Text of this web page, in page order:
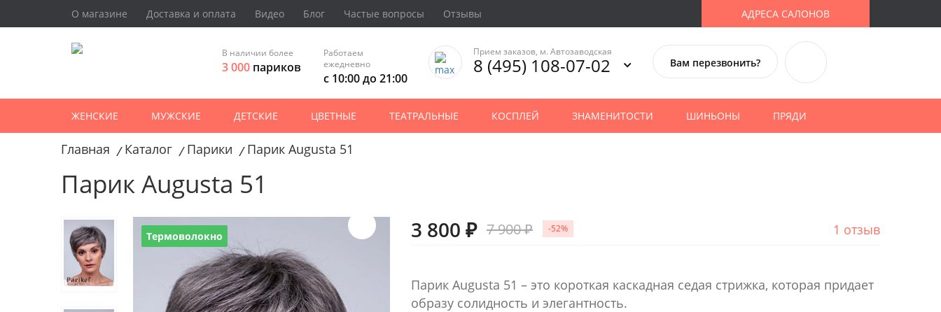
О магазине Доставка и оплата Видео Блог Частые вопросы Отзывы АДРЕСА САЛОНОВ
В наличии более
3 000 париков
Работаем
ежедневно
с 10:00 до 21:00
Прием заказов, м. Автозаводская
8 (495) 108-07-02 Вам перезвонить?
ЖЕНСКИЕ МУЖСКИЕ ДЕТСКИЕ ЦВЕТНЫЕ ТЕАТРАЛЬНЫЕ КОСПЛЕЙ ЗНАМЕНИТОСТИ ШИНЬОНЫ ПРЯДИ
Главная / Каталог / Парики / Парик Augusta 51
Парик Augusta 51
Термоволокно 3 800 ₽ 7 900 ₽ -52% 1 отзыв
Парик Augusta 51 – это короткая каскадная седая стрижка, которая придает
образу солидность и элегантность.